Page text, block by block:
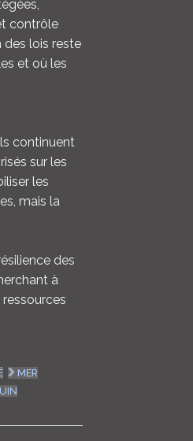
contrôle
des lois reste
et où les
continuent
sur les
les
mais la
des
à
MER